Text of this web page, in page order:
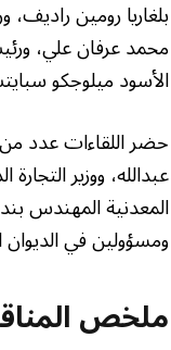
بلغاريا رومين
محمد عرفان علي،
الأسود ميلوجكو
حضر اللقاءات عدد من
عبدالله، ووزير
المعدنية المهندس
ومسؤولين في الديوان
ملخص